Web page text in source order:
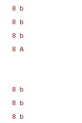
8 b
8 b
8 b
8 A
8 b
8 b
8 b